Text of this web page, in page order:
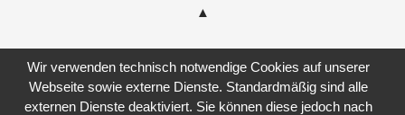
Wir verwenden technisch notwendige Cookies auf unserer
Webseite sowie externe Dienste. Standardmäßig sind alle
externen Dienste deaktiviert. Sie können diese jedoch nach